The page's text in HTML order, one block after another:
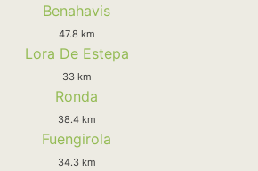
Benahavis
47.8 km
Lora De Estepa
33 km
Ronda
38.4 km
Fuengirola
34.3 km